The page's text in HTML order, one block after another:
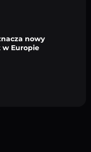
nowy
Europie